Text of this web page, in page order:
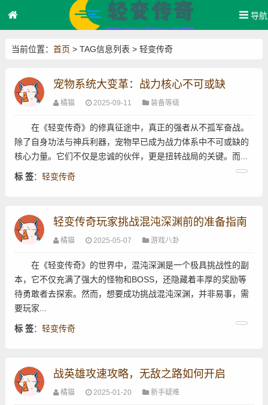
导航
当前位置： 首页 > TAG信息列表 > 轻变传奇
宠物系统大变革：战力核心不可或缺
橘猫 2025-09-11 装备等级
在《轻变传奇》的修真征途中，真正的强者从不孤军奋战。
除了自身功法与神兵利器，宠物早已成为战力体系中不可或缺的
核心力量。它们不仅是忠诚的伙伴，更是扭转战局的关键。而...
标 签： 轻变传奇
轻变传奇玩家挑战混沌深渊前的准备指南
橘猫 2025-05-07 游戏八卦
在《轻变传奇》的世界中，混沌深渊是一个极具挑战性的副
本，它不仅充满了强大的怪物和BOSS，还隐藏着丰厚的奖励等
待勇敢者去探索。然而，想要成功挑战混沌深渊，并非易事，需
要玩家...
标 签： 轻变传奇
战英雄攻速攻略，无敌之路如何开启
橘猫 2025-01-20 新手疑难